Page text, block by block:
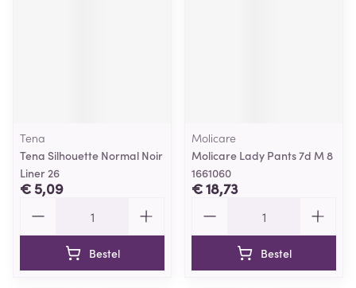
Tena
Tena Silhouette Normal Noir
Liner 26
€ 5,09
Bestel
Molicare
Molicare Lady Pants 7d M 8
1661060
€ 18,73
Bestel